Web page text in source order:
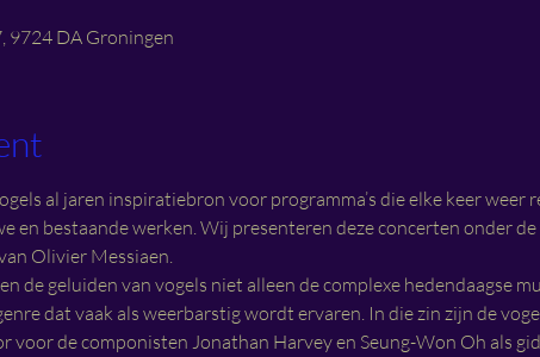
9724 DA Groningen
al jaren inspiratiebron voor programma’s die elke keer weer
en bestaande werken. Wij presenteren deze concerten onder de
Olivier Messiaen.
de geluiden van vogels niet alleen de complexe hedendaagse
dat vaak als weerbarstig wordt ervaren. In die zin zijn de
voor de componisten Jonathan Harvey en Seung-Won Oh als